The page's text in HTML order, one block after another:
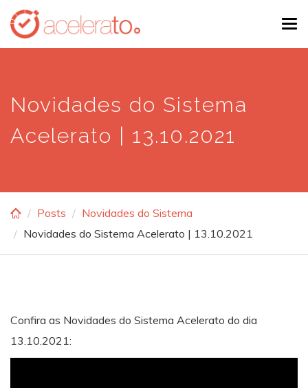
Skip
main
Novidades do Sistema
Acelerato | 13.10.2021
Posts
Novidades do Sistema
Novidades do Sistema Acelerato | 13.10.2021
Confira as Novidades do Sistema Acelerato do dia
13.10.2021: